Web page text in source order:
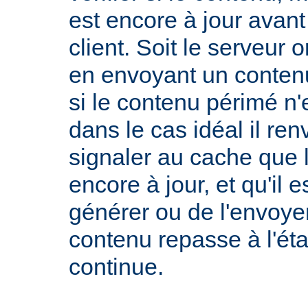
est encore à jour
client. Soit le serveur
en envoyant un
si le contenu périmé
dans le cas idéal il
signaler au cache que
encore à jour, et qu'il
générer ou de
contenu repasse à
continue.